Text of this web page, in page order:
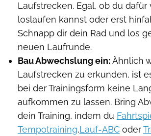
Laufstrecken. Egal, ob du dafür
loslaufen kannst oder erst
Schnapp dir dein Rad und los
neuen Laufrunde.
Bau Abwechslung ein:Ähnlich
Laufstrecken zu erkunden, ist
bei der Trainingsform keine
aufkommen zu lassen. Bring
dein Training, indem du
Tempotraining,Lauf-ABC oder